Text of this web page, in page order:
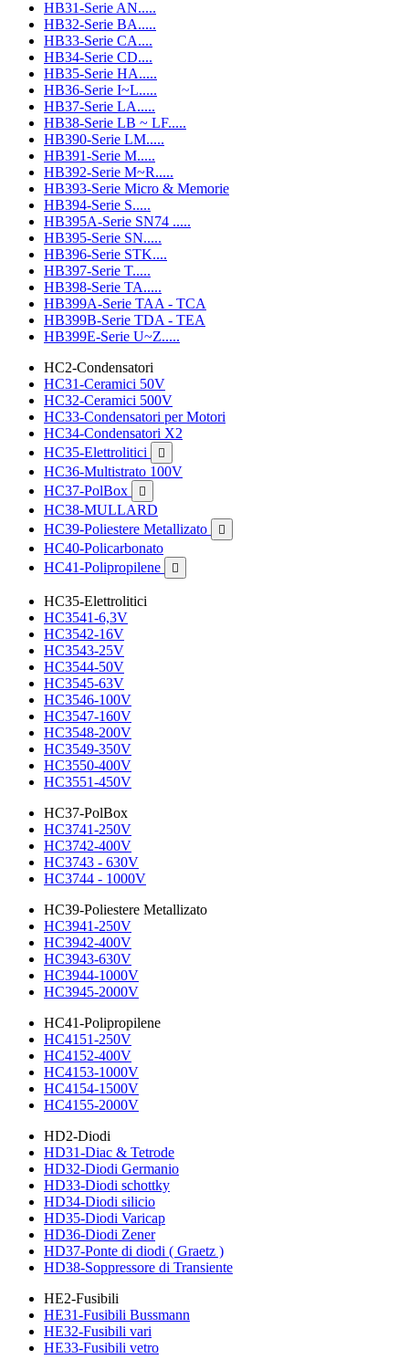
HB31-Serie AN.....
HB32-Serie BA.....
HB33-Serie CA....
HB34-Serie CD....
HB35-Serie HA.....
HB36-Serie I~L.....
HB37-Serie LA.....
HB38-Serie LB ~ LF.....
HB390-Serie LM.....
HB391-Serie M.....
HB392-Serie M~R.....
HB393-Serie Micro & Memorie
HB394-Serie S.....
HB395A-Serie SN74 .....
HB395-Serie SN.....
HB396-Serie STK....
HB397-Serie T.....
HB398-Serie TA.....
HB399A-Serie TAA - TCA
HB399B-Serie TDA - TEA
HB399E-Serie U~Z.....
HC2-Condensatori
HC31-Ceramici 50V
HC32-Ceramici 500V
HC33-Condensatori per Motori
HC34-Condensatori X2
HC35-Elettrolitici

HC36-Multistrato 100V
HC37-PolBox

HC38-MULLARD
HC39-Poliestere Metallizato

HC40-Policarbonato
HC41-Polipropilene

HC35-Elettrolitici
HC3541-6,3V
HC3542-16V
HC3543-25V
HC3544-50V
HC3545-63V
HC3546-100V
HC3547-160V
HC3548-200V
HC3549-350V
HC3550-400V
HC3551-450V
HC37-PolBox
HC3741-250V
HC3742-400V
HC3743 - 630V
HC3744 - 1000V
HC39-Poliestere Metallizato
HC3941-250V
HC3942-400V
HC3943-630V
HC3944-1000V
HC3945-2000V
HC41-Polipropilene
HC4151-250V
HC4152-400V
HC4153-1000V
HC4154-1500V
HC4155-2000V
HD2-Diodi
HD31-Diac & Tetrode
HD32-Diodi Germanio
HD33-Diodi schottky
HD34-Diodi silicio
HD35-Diodi Varicap
HD36-Diodi Zener
HD37-Ponte di diodi ( Graetz )
HD38-Soppressore di Transiente
HE2-Fusibili
HE31-Fusibili Bussmann
HE32-Fusibili vari
HE33-Fusibili vetro